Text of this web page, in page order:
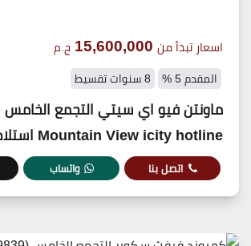
اسعار تبدأ من 15,600,000 ج.م
المقدم 5 % 8 سنوات تقسيط
Mountain View icity hotline استلام فوري
اتصل بنا واتساب